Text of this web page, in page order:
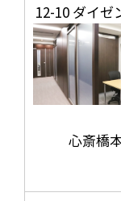
12-10 ダイゼ
心斎橋